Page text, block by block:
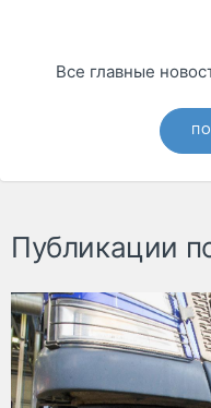
Все главные
Публикации